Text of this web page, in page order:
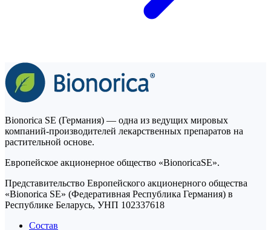
Bionorica SE (Германия) — одна из ведущих мировых
компаний-производителей лекарственных препаратов на
растительной основе.
Европейское акционерное общество «BionoricaSE».
Представительство Европейского акционерного общества
«Bionorica SE» (Федеративная Республика Германия) в
Республике Беларусь, УНП 102337618
Состав